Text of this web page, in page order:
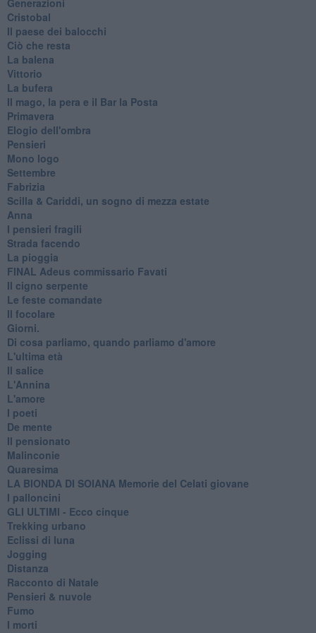
Cristobal
Il paese dei balocchi
Ciò che resta
La balena
Vittorio
La bufera
Il mago, la pera e il Bar la Posta
Primavera
Elogio dell'ombra
Pensieri
Mono logo
Settembre
Fabrizia
​Scilla & Cariddi, un sogno di mezza estate
Anna
I pensieri fragili
Strada facendo
La pioggia
FINAL Adeus commissario Favati
Il cigno serpente
Le feste comandate
Il focolare
Giorni.
Di cosa parliamo, quando parliamo d'amore
L'ultima età
Il salice
L'Annina
L'amore
I poeti
De mente
Il pensionato
Malinconie
Quaresima
LA BIONDA DI SOIANA Memorie del Celati giovane
I palloncini
GLI ULTIMI - Ecco cinque
Trekking urbano
Eclissi di luna
Jogging
Distanza
Racconto di Natale
Pensieri & nuvole
Fumo
I morti